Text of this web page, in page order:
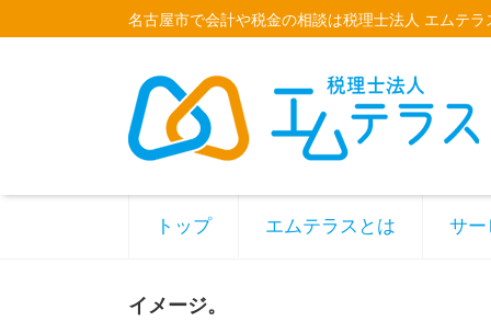
名古屋市で会計や税金の相談は税理士法人 エムテラ
トップ エムテラスとは サー
イメージ。